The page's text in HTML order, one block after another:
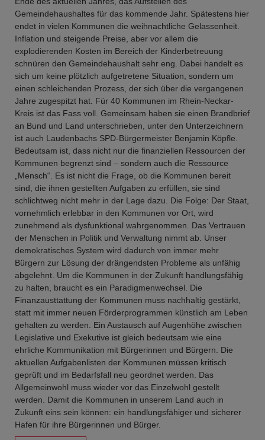
Gemeindehaushaltes für das kommende Jahr. Spätestens hier
endet in vielen Kommunen die weihnachtliche Gelassenheit.
Inflation und steigende Preise, aber vor allem die
explodierenden Kosten im Bereich der Kinderbetreuung
schnüren den Gemeindehaushalt sehr eng. Dabei handelt es
sich um keine plötzlich aufgetretene Situation, sondern um
einen schleichenden Prozess, der sich über die vergangenen
Jahre zugespitzt hat. Für 40 Kommunen im Rhein-Neckar-
Kreis ist das Fass voll. Gemeinsam haben sie einen Brandbrief
an Bund und Land unterschrieben, unter den Unterzeichnern
ist auch Laudenbachs SPD-Bürgermeister Benjamin Köpfle.
Bedeutsam ist, dass nicht nur die finanziellen Ressourcen der
Kommunen begrenzt sind – sondern auch die Ressource
„Mensch“. Es ist nicht die Frage, ob die Kommunen bereit
sind, die ihnen gestellten Aufgaben zu erfüllen, sie sind
schlichtweg nicht mehr in der Lage dazu. Die Folge: Der Staat,
vornehmlich erlebbar in den Kommunen vor Ort, wird
zunehmend als dysfunktional wahrgenommen. Das Vertrauen
der Menschen in Politik und Verwaltung nimmt ab. Unser
demokratisches System wird dadurch von immer mehr
Bürgern zur Lösung der drängendsten Probleme als unfähig
abgelehnt. Um die Kommunen in der Zukunft handlungsfähig
zu halten, braucht es ein Paradigmenwechsel. Die
Finanzausttattung der Kommunen muss nachhaltig gestärkt,
statt mit immer neuen Förderprogrammen künstlich am Leben
gehalten zu werden. Ein Austausch auf Augenhöhe zwischen
Legislative und Exekutive ist gleich bedeutsam wie eine
ehrliche Kommunikation mit Bürgerinnen und Bürgern. Die
aktuellen Aufgabenlisten der Kommunen müssen kritisch
geprüft und im Bedarfsfall neu geordnet werden. Das
Allgemeinwohl muss wieder vor das Einzelwohl gestellt
werden. Damit die Kommunen in unserem Land auch in
Zukunft eins sein können: ein handlungsfähiger und sicherer
Hafen für ihre Bürgerinnen und Bürger.